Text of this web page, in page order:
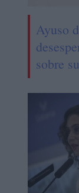
Ayuso
sobre